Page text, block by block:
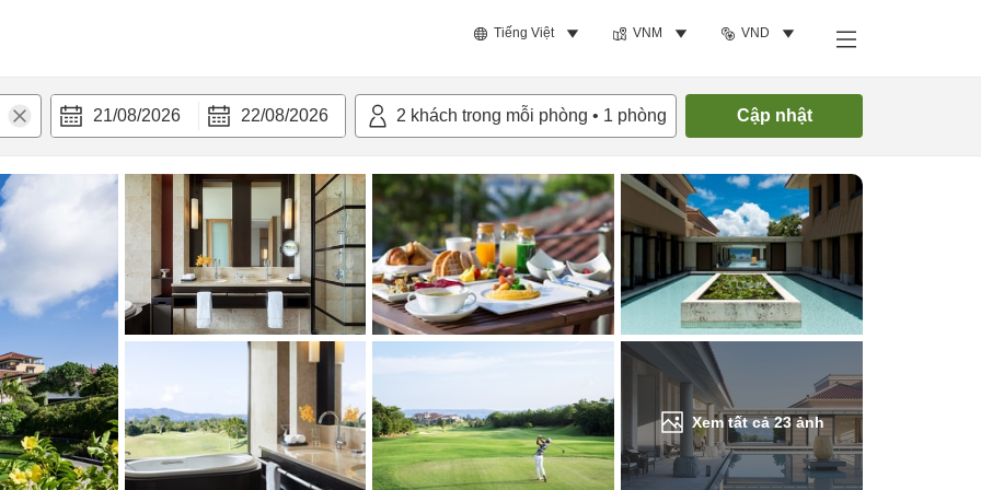
Tiếng Việt VNM VND
21/08/2026 22/08/2026 2 khách trong mỗi phòng • 1 phòng Cập nhật
Xem tất cả23ảnh
nghi Tìm phòng trống